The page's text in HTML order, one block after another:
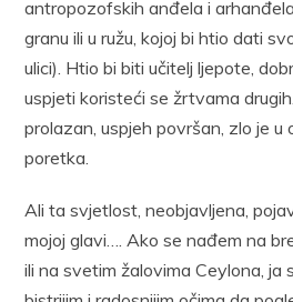
antropozofskih anđela i
granu ili u ružu, kojoj bi htio dati
ulici). Htio bi biti učitelj ljepote,
uspjeti koristeći se žrtvama
prolazan, uspjeh površan, zlo je u
poretka.
Ali ta svjetlost, neobjavljena,
mojoj glavi…. Ako se nađem na
ili na svetim žalovima Ceylona, ja